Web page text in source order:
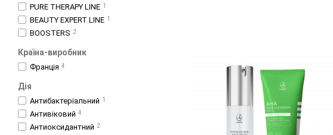
PURE THERAPY LINE 1
BEAUTY EXPERT LINE 1
BOOSTERS 2
Країна-виробник
Франція 4
Дія
Антибактеріальний 1
Антивіковий 4
Антиоксидантний 2